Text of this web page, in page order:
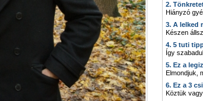
2.
Hiányzó
3. A lelked
Készen
4. 5 tuti
Így
5. Ez a
Elmondjuk,
6. Ez a 3
Köztük